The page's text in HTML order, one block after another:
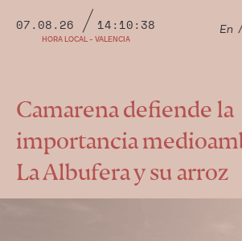
07.08.26 14:10:39
HORA LOCAL - VALENCIA
En /
Camarena defiende la
importancia
La Albufera y su arroz